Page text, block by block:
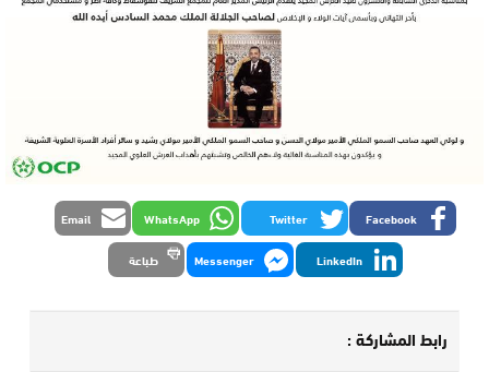
Facebook
Twitter
WhatsApp
Email
LinkedIn
Messenger طباعة
رابط المشاركة :